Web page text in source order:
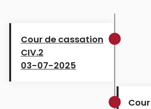
Cour de cassation
CIV.2
03-07-2025